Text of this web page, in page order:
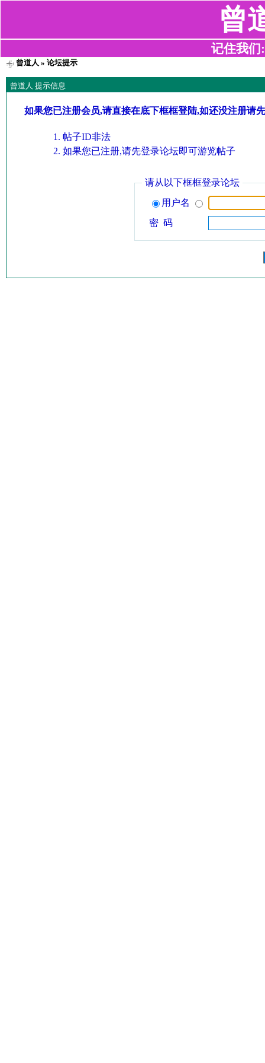
曾
记住我们
曾道人 » 论坛提示
曾道人 提示信息
如果您已注册会员,请直接在底下框框登陆,如还没注册请
帖子ID非法
如果您已注册,请先登录论坛即可游览帖子
请从以下框框登录论坛
用户名
密 码